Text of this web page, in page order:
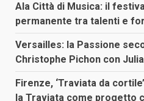
Ala Città di Musica: il
permanente tra talenti e
Versailles: la Passione
Christophe Pichon con
Firenze, ‘Traviata da
la Traviata come progetto